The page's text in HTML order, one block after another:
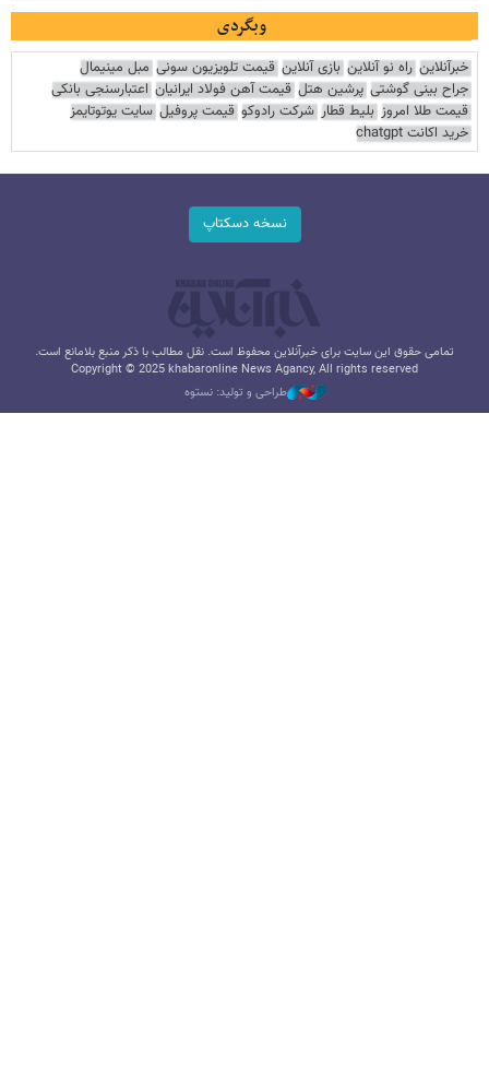
وبگردی
خبرآنلاین راه نو آنلاین بازی آنلاین قیمت تلویزیون سونی مبل مینیمال
جراح بینی گوشتی پرشین هتل قیمت آهن فولاد ایرانیان اعتبارسنجی بانکی
قیمت طلا امروز بلیط قطار شرکت رادوکو قیمت پروفیل سایت یوتوتایمز
خرید اکانت chatgpt
نسخه دسکتاپ
تمامی حقوق این سایت برای خبرآنلاین محفوظ است. نقل مطالب با ذکر منبع بلامانع است.
Copyright © 2025 khabaronline News Agancy, All rights reserved
طراحی و تولید: نستوه